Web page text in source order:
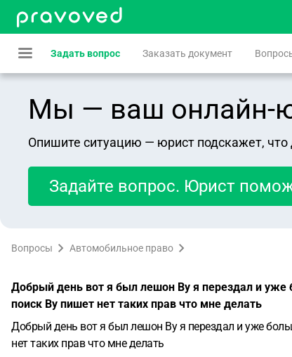
Задать вопрос Заказать документ
Мы — ваш онлайн-
Опишите ситуацию — юрист подскажет,
Задайте вопрос. Юрист
Вопросы Автомобильное право
Добрый день вот я был лешон Ву я перездал и уже
поиск Ву пишет нет таких прав что мне делать
Добрый день вот я был лешон Ву я перездал и уже
нет таких прав что мне делать